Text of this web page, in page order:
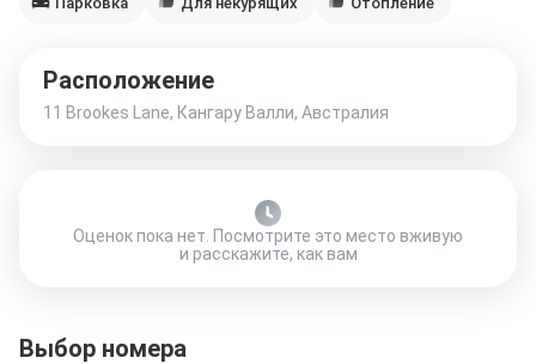
Расположение
11 Brookes Lane, Кангару Валли, Австралия
Оценок пока нет. Посмотрите это место вживую
и расскажите, как вам
Выбор номера